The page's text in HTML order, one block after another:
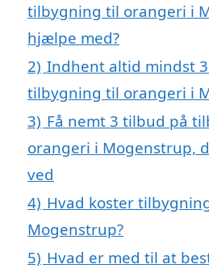
tilbygning til orangeri i
hjælpe med?
2) Indhent altid mindst
tilbygning til orangeri i
3) Få nemt 3 tilbud på
orangeri i Mogenstrup,
ved
4) Hvad koster
Mogenstrup?
5) Hvad er med til at